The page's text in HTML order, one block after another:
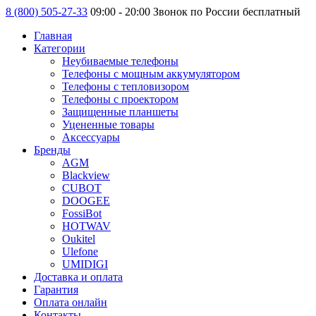
8 (800) 505-27-33 09:00 - 20:00 Звонок по России бесплатный
Главная
Категории
Неубиваемые телефоны
Телефоны с мощным аккумулятором
Телефоны с тепловизором
Телефоны с проектором
Защищенные планшеты
Уцененные товары
Аксессуары
Бренды
AGM
Blackview
CUBOT
DOOGEE
FossiBot
HOTWAV
Oukitel
Ulefone
UMIDIGI
Доставка и оплата
Гарантия
Оплата онлайн